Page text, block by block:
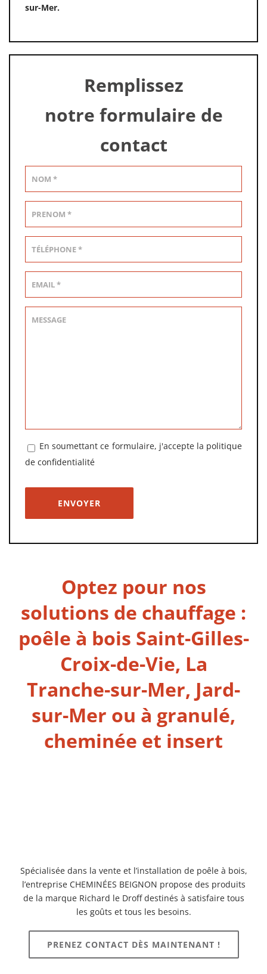
sur-Mer.
Remplissez
notre formulaire de
contact
En soumettant ce formulaire, j'accepte la politique
de confidentialité
Optez pour nos
solutions de chauffage :
poêle à bois Saint-Gilles-
Croix-de-Vie, La
Tranche-sur-Mer, Jard-
sur-Mer ou à granulé,
cheminée et insert
Spécialisée dans la vente et l’installation de poêle à bois,
l’entreprise CHEMINÉES BEIGNON propose des produits
de la marque Richard le Droff destinés à satisfaire tous
les goûts et tous les besoins.
PRENEZ CONTACT DÈS MAINTENANT !